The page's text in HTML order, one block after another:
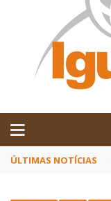
ÚLTIMAS NOTÍCIAS